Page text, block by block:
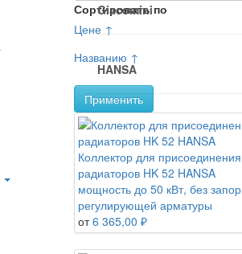
Giacomini
HANSA
Watts
Сортировать по
Цене ↑
Названию ↑
Применить
Коллектор для присоединения
радиаторов HK 52 HANSA
мощность до 50 кВт, без
регулирующей арматуры
от 6 365,00 ₽